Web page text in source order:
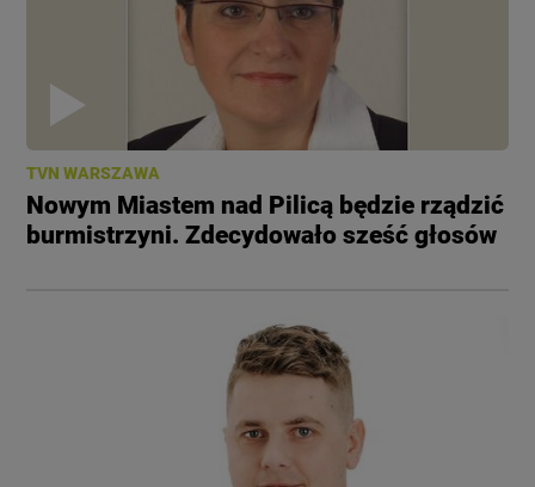
TVN WARSZAWA
Nowym Miastem nad Pilicą będzie rządzić
burmistrzyni. Zdecydowało sześć głosów